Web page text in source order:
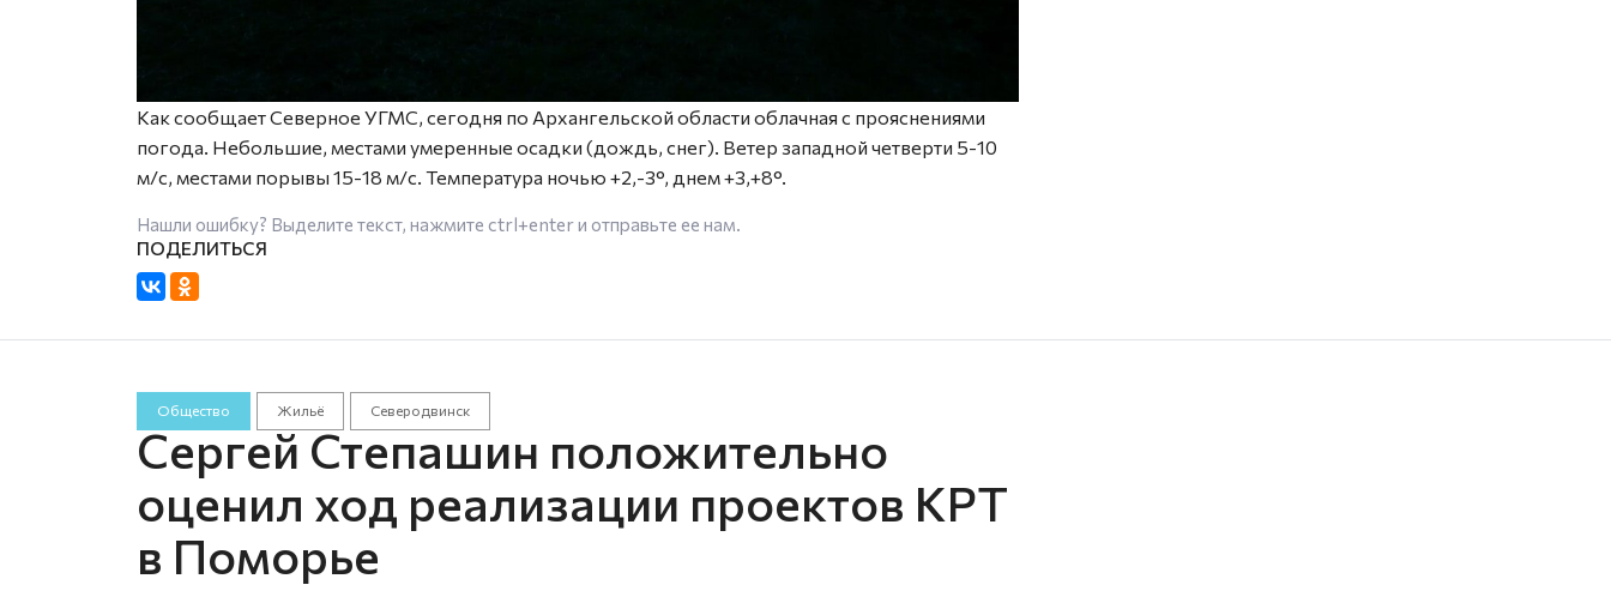
Как сообщает Северное УГМС, сегодня по Архангельской области облачная с прояснениями
погода. Небольшие, местами умеренные осадки (дождь, снег). Ветер западной четверти 5-10
м/с, местами порывы 15-18 м/с. Температура ночью +2,-3°, днем +3,+8°.
Нашли ошибку? Выделите текст, нажмите ctrl+enterи отправьте ее нам.
Общество Жильё Северодвинск
Сергей Степашин положительно
оценил ход реализации проектов КРТ
в Поморье